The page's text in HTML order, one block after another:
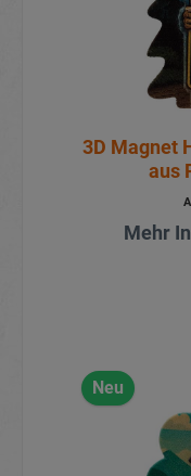
3D Magnet
aus
Mehr
Neu